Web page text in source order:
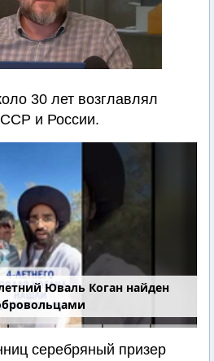
30 лет возглавлял
и России.
Юваль Коган найден
серебряный призер